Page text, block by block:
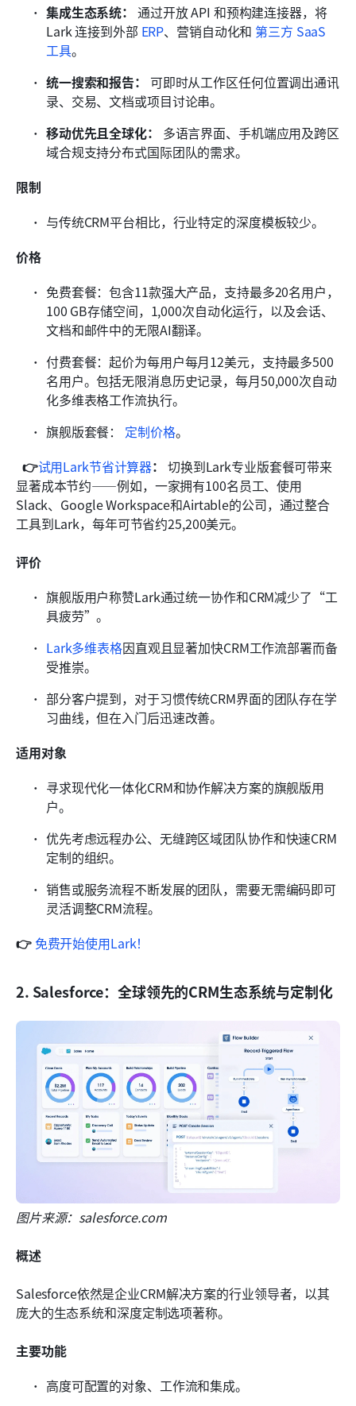
集成生态系统： 通过开放 API 和预构建连接器，将
Lark 连接到外部 ERP、营销自动化和 第三方 SaaS
工具。
统一搜索和报告：
可即时从工作区任何位置调出通讯
录、交易、文档或项目讨论串。
移动优先且全球化：
多语言界面、手机端应用及跨区
域合规支持分布式国际团队的需求。
限制
与传统CRM平台相比，行业特定的深度模板较少。
价格
免费套餐：包含11款强大产品，支持最多20名用户，
100 GB存储空间，1,000次自动化运行，以及会话、
文档和邮件中的无限AI翻译。
付费套餐：起价为每用户每月12美元，支持最多500
名用户。包括无限消息历史记录，每月50,000次自动
化多维表格工作流执行。
旗舰版套餐：
定制价格。
👉试用Lark节省计算器： 切换到Lark专业版套餐可带来
显著成本节约——例如，一家拥有100名员工、使用
Slack、Google Workspace和Airtable的公司，通过整合
工具到Lark，每年可节省约25,200美元。
评价
旗舰版用户称赞Lark通过统一协作和CRM减少了“工
具疲劳”。
Lark多维表格因直观且显著加快CRM工作流部署而备
受推崇。
部分客户提到，对于习惯传统CRM界面的团队存在学
习曲线，但在入门后迅速改善。
适用对象
寻求现代化一体化CRM和协作解决方案的旗舰版用
户。
优先考虑远程办公、无缝跨区域团队协作和快速CRM
定制的组织。
销售或服务流程不断发展的团队，需要无需编码即可
灵活调整CRM流程。
👉 免费开始使用Lark！
2. Salesforce：全球领先的CRM生态系统与定制化
图片来源：salesforce.com
概述
Salesforce依然是企业CRM解决方案的行业领导者，以其
庞大的生态系统和深度定制选项著称。
主要功能
高度可配置的对象、工作流和集成。